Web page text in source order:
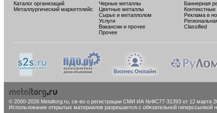
Каталог организаций
Металлургический маркетплейс
Черные металлы
Цветные металлы
Сырье и металлолом
Услуги
Вакансии и прочее
Прочее
Баннерная
Реклама в
Classified
© 2000-2026 Metaltorg.ru, св-во о регистрации СМИ ИА №ФС77-31393 от 12 марта
Использование открытых материалов разрешается с обязательной гиперссылкой